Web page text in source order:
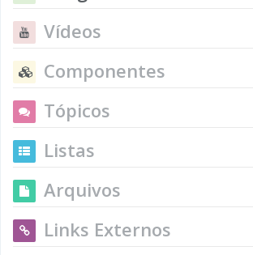
Vídeos
Componentes
Tópicos
Listas
Arquivos
Links Externos